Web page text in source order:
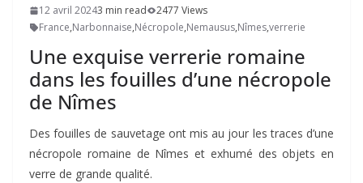
12 avril 20243 min read
2477 Views
France,Narbonnaise,Nécropole,Nemausus,Nîmes,verrerie
Une exquise verrerie romaine
dans les fouilles d’une nécropole
de Nîmes
Des fouilles de sauvetage ont mis au jour les traces d’une
nécropole romaine de Nîmes et exhumé des objets en
verre de grande qualité.